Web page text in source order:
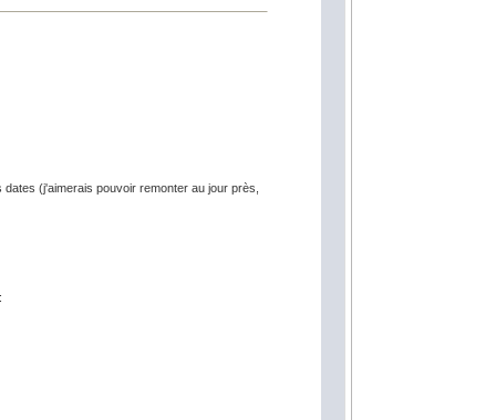
(j'aimerais pouvoir remonter au jour près,